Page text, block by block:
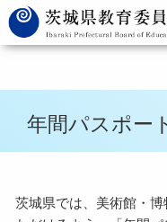
年間パスポー
茨城県では、美術館・